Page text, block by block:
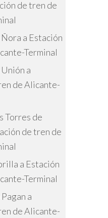
de tren de
a Estación
Terminal
a
de Alicante-
Torres de
de tren de
a Estación
Terminal
a
de Alicante-